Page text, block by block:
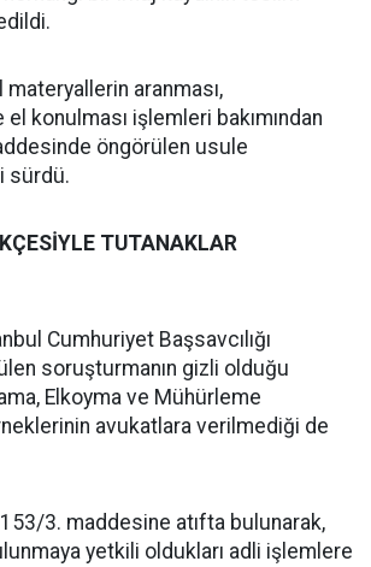
materyallerin aranması,
el konulması işlemleri bakımından
öngörülen usule
sürdü.
TUTANAKLAR
Cumhuriyet Başsavcılığı
soruşturmanın gizli olduğu
Elkoyma ve Mühürleme
avukatlara verilmediği de
153/3. maddesine atıfta bulunarak,
yetkili oldukları adli işlemlere